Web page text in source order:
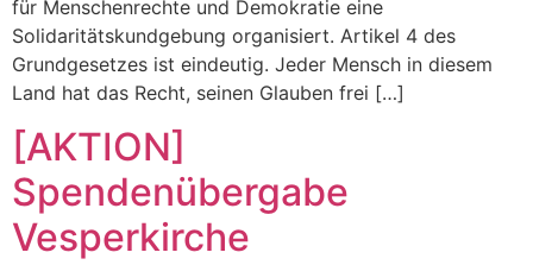
für Menschenrechte und Demokratie eine
Solidaritätskundgebung organisiert. Artikel 4 des
Grundgesetzes ist eindeutig. Jeder Mensch in diesem
Land hat das Recht, seinen Glauben frei […]
[AKTION]
Spendenübergabe
Vesperkirche